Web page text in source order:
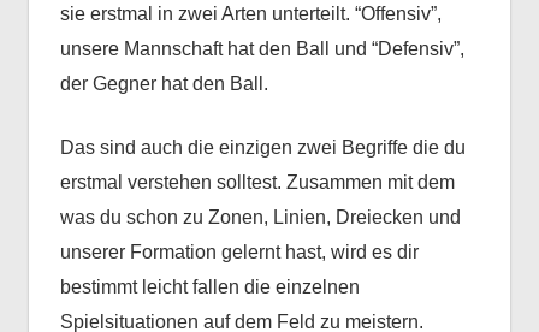
sie erstmal in zwei Arten unterteilt. “Offensiv”,
unsere Mannschaft hat den Ball und “Defensiv”,
der Gegner hat den Ball.
Das sind auch die einzigen zwei Begriffe die du
erstmal verstehen solltest. Zusammen mit dem
was du schon zu Zonen, Linien, Dreiecken und
unserer Formation gelernt hast, wird es dir
bestimmt leicht fallen die einzelnen
Spielsituationen auf dem Feld zu meistern.